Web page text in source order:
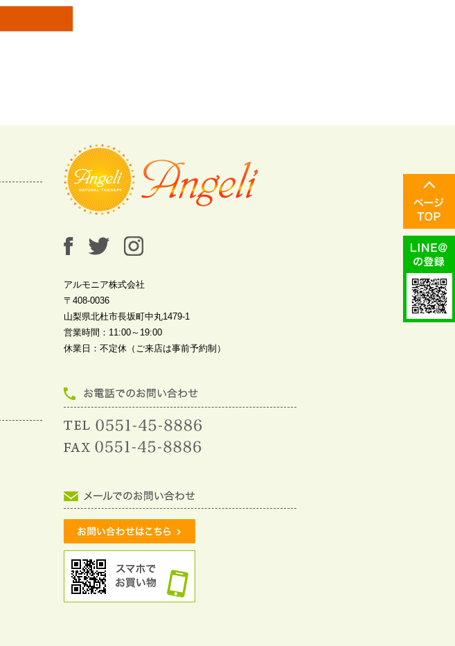
アルモニア株式会社
〒408-0036
山梨県北杜市長坂町中丸1479-1
営業時間：11:00～19:00
休業日：不定休（ご来店は事前予約制）